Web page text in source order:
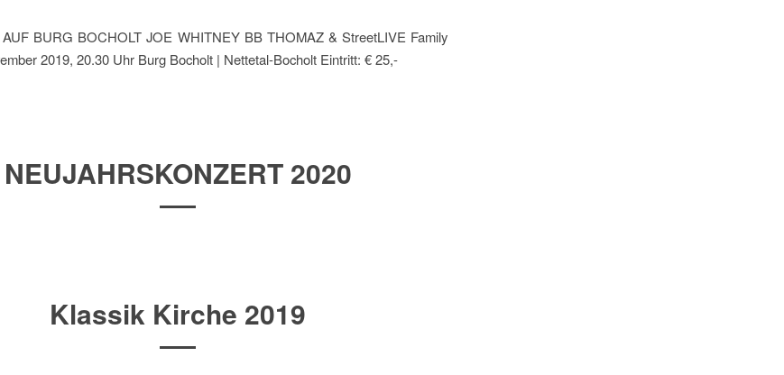
BURG BOCHOLT JOE WHITNEY BB THOMAZ & StreetLIVE Family
2019, 20.30 Uhr Burg Bocholt | Nettetal-Bocholt Eintritt: € 25,-
NEUJAHRSKONZERT 2020
Klassik Kirche 2019